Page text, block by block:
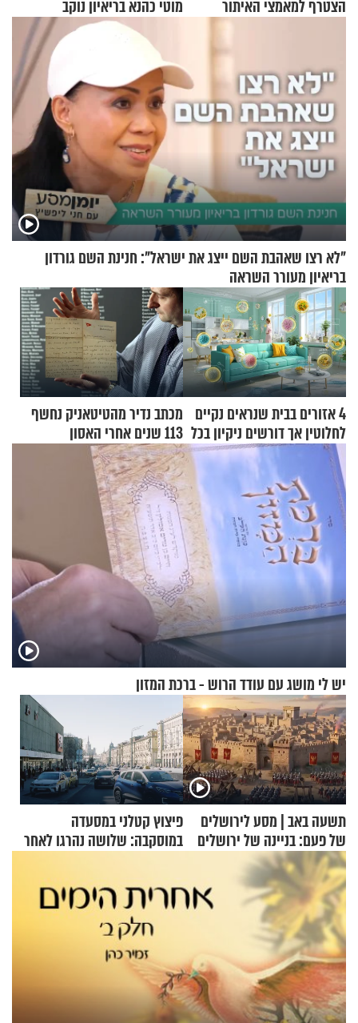
הצטרף למאמצי האיתור מוטי כהנא בריאיון נוקב
"לא רצו שאהבת השם ייצג את ישראל": חנינת השם גורדון
בריאיון מעורר השראה
4 אזורים בבית שנראים נקיים
לחלוטין אך דורשים ניקיון בכל
סוף שבוע
מכתב נדיר מהטיטאניק נחשף
113 שנים אחרי האסון
יש לי מושג עם עודד הרוש - ברכת המזון
תשעה באב | מסע לירושלים
של פעם: בניינה של ירושלים
פיצוץ קטלני במסעדה
במוסקבה: שלושה נהרגו לאחר